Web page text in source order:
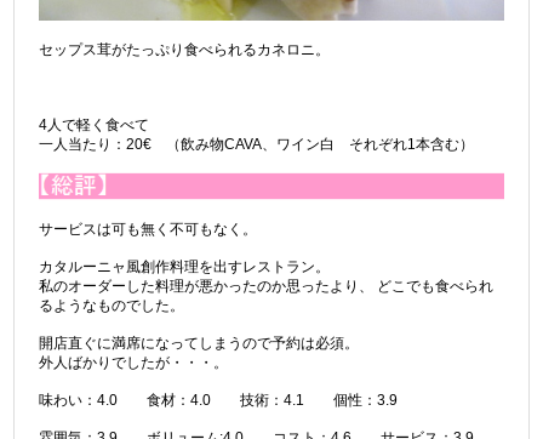
セップス茸がたっぷり食べられるカネロニ。
4人で軽く食べて
一人当たり：20€ （飲み物CAVA、ワイン白 それぞれ1本含む）
サービスは可も無く不可もなく。
カタルーニャ風創作料理を出すレストラン。
私のオーダーした料理が悪かったのか思ったより、 どこでも食べられ
るようなものでした。
開店直ぐに満席になってしまうので予約は必須。
外人ばかりでしたが・・・。
味わい：4.0 食材：4.0 技術：4.1 個性：3.9